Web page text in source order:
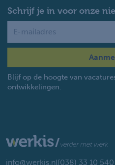
Schrijf je in voor onze
Blijf op de hoogte van
ontwikkelingen.
info@werkis.nl(038) 33 10 540